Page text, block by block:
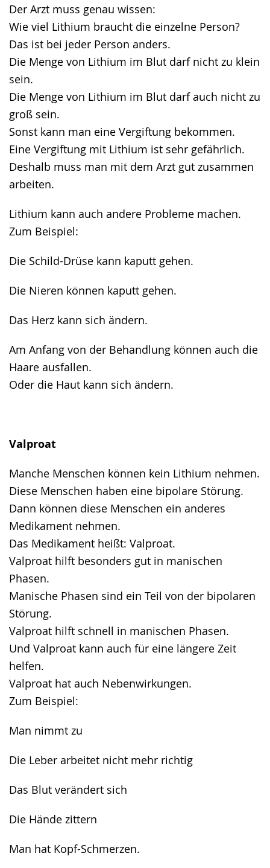
Der Arzt muss genau wissen:
Wie viel Lithium braucht die einzelne Person?
Das ist bei jeder Person anders.
Die Menge von Lithium im Blut darf nicht zu klein
sein.
Die Menge von Lithium im Blut darf auch nicht zu
groß sein.
Sonst kann man eine Vergiftung bekommen.
Eine Vergiftung mit Lithium ist sehr gefährlich.
Deshalb muss man mit dem Arzt gut zusammen
arbeiten.
Lithium kann auch andere Probleme machen.
Zum Beispiel:
Die Schild-Drüse kann kaputt gehen.
Die Nieren können kaputt gehen.
Das Herz kann sich ändern.
Am Anfang von der Behandlung können auch die
Haare ausfallen.
Oder die Haut kann sich ändern.
Valproat
Manche Menschen können kein Lithium nehmen.
Diese Menschen haben eine bipolare Störung.
Dann können diese Menschen ein anderes
Medikament nehmen.
Das Medikament heißt: Valproat.
Valproat hilft besonders gut in manischen
Phasen.
Manische Phasen sind ein Teil von der bipolaren
Störung.
Valproat hilft schnell in manischen Phasen.
Und Valproat kann auch für eine längere Zeit
helfen.
Valproat hat auch Nebenwirkungen.
Zum Beispiel:
Man nimmt zu
Die Leber arbeitet nicht mehr richtig
Das Blut verändert sich
Die Hände zittern
Man hat Kopf-Schmerzen.